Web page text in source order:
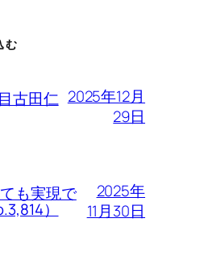
む
古田仁 2025年12月
29日
も実現で
）
2025年
11月30日